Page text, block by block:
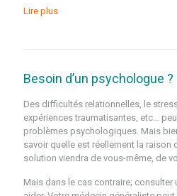
Lire plus
Besoin d’un psychologue ?
Des difficultés relationnelles, le
expériences traumatisantes, etc…
problèmes psychologiques. Mais
savoir quelle est réellement la raison
solution viendra de vous-même, de
Mais dans le cas contraire; consulter